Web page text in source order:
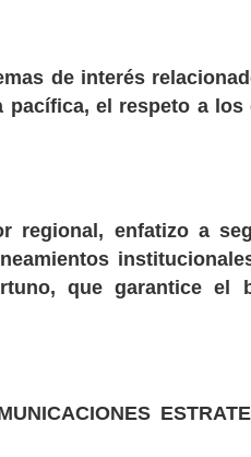
de interés
el respeto a
regional, enfatizo a
que garantice el